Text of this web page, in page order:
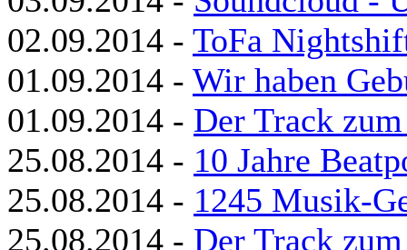
02.09.2014 - ToFa
01.09.2014 - Wir haben
01.09.2014 - Der Track
25.08.2014 - 10 Jahre
25.08.2014 - 1245 Musik-
25.08.2014 - Der Track